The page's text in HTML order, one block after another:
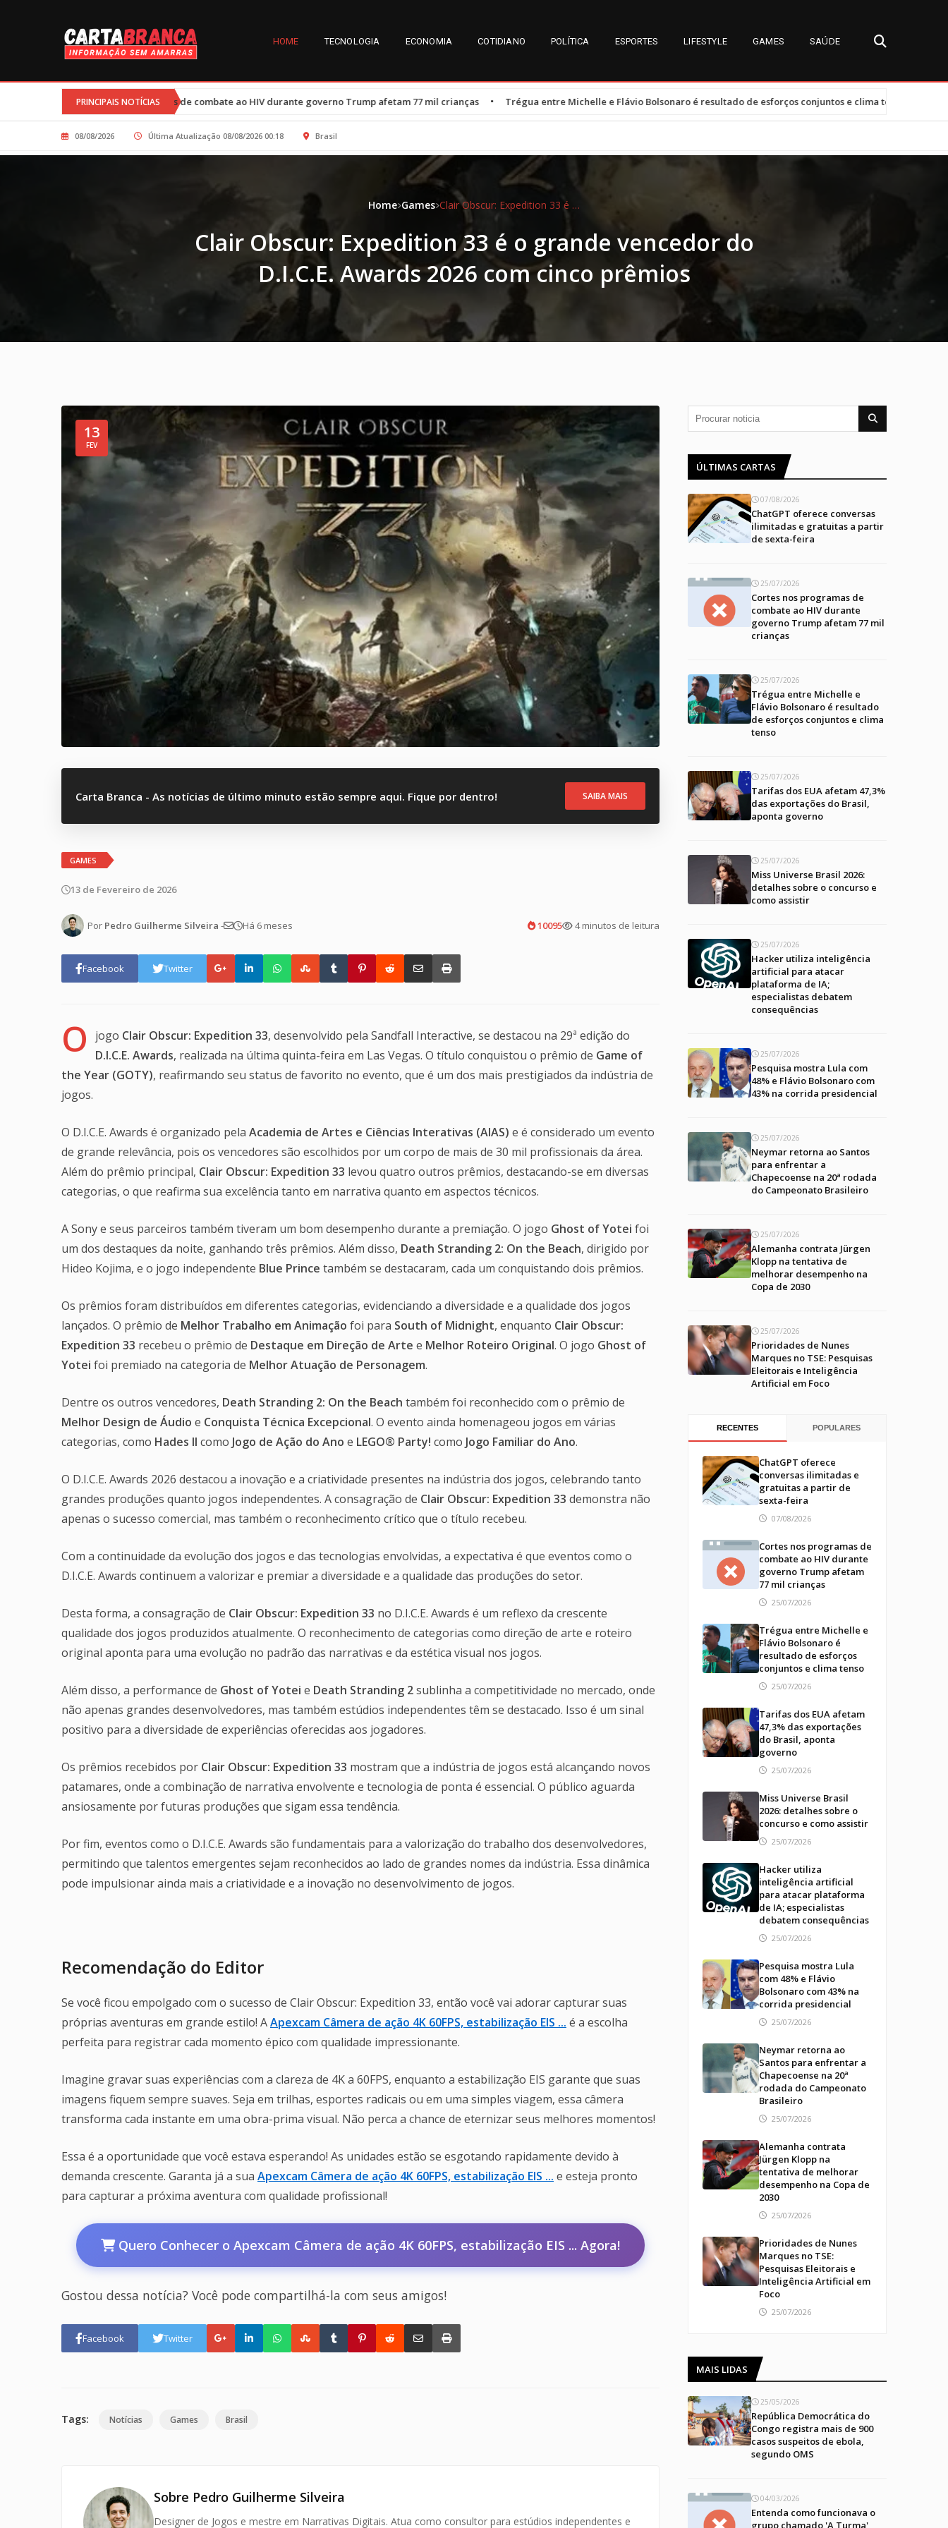
HOME TECNOLOGIA ECONOMIA COTIDIANO POLÍTICA ESPORTES LIFESTYLE GAMES SAÚDE
PRINCIPAIS NOTÍCIAS
nos programas de combate ao HIV durante governo Trump afetam 77 mil crianças•Trégua entre Michelle e Flávio Bolsonaro é resultado de esforços conjuntos e clima tenso•Tarifas dos EUA afetam
08/08/2026 Última Atualização 08/08/2026 00:18 Brasil
Home Games Clair Obscur: Expedition 33 é o grande vencedor do D.I.C.E. Awards 2026 com cinco prêmios
Clair Obscur: Expedition 33 é o grande vencedor do
D.I.C.E. Awards 2026 com cinco prêmios
13
FEV
Carta Branca - As notícias de último minuto estão sempre aqui. Fique por dentro! SAIBA MAIS
GAMES
13 de Fevereiro de 2026
Por Pedro Guilherme Silveira - Há 6 meses 10095 4 minutos de leitura
Facebook Twitter
O jogo Clair Obscur: Expedition 33, desenvolvido pela Sandfall Interactive, se destacou na 29ª edição do
D.I.C.E. Awards, realizada na última quinta-feira em Las Vegas. O título conquistou o prêmio de Game of
the Year (GOTY), reafirmando seu status de favorito no evento, que é um dos mais prestigiados da indústria de
jogos.
O D.I.C.E. Awards é organizado pela Academia de Artes e Ciências Interativas (AIAS) e é considerado um evento
de grande relevância, pois os vencedores são escolhidos por um corpo de mais de 30 mil profissionais da área.
Além do prêmio principal, Clair Obscur: Expedition 33 levou quatro outros prêmios, destacando-se em diversas
categorias, o que reafirma sua excelência tanto em narrativa quanto em aspectos técnicos.
A Sony e seus parceiros também tiveram um bom desempenho durante a premiação. O jogo Ghost of Yotei foi
um dos destaques da noite, ganhando três prêmios. Além disso, Death Stranding 2: On the Beach, dirigido por
Hideo Kojima, e o jogo independente Blue Prince também se destacaram, cada um conquistando dois prêmios.
Os prêmios foram distribuídos em diferentes categorias, evidenciando a diversidade e a qualidade dos jogos
lançados. O prêmio de Melhor Trabalho em Animação foi para South of Midnight, enquanto Clair Obscur:
Expedition 33 recebeu o prêmio de Destaque em Direção de Arte e Melhor Roteiro Original. O jogo Ghost of
Yotei foi premiado na categoria de Melhor Atuação de Personagem.
Dentre os outros vencedores, Death Stranding 2: On the Beach também foi reconhecido com o prêmio de
Melhor Design de Áudio e Conquista Técnica Excepcional. O evento ainda homenageou jogos em várias
categorias, como Hades II como Jogo de Ação do Ano e LEGO® Party! como Jogo Familiar do Ano.
O D.I.C.E. Awards 2026 destacou a inovação e a criatividade presentes na indústria dos jogos, celebrando tanto
grandes produções quanto jogos independentes. A consagração de Clair Obscur: Expedition 33 demonstra não
apenas o sucesso comercial, mas também o reconhecimento crítico que o título recebeu.
Com a continuidade da evolução dos jogos e das tecnologias envolvidas, a expectativa é que eventos como o
D.I.C.E. Awards continuem a valorizar e premiar a diversidade e a qualidade das produções do setor.
Desta forma, a consagração de Clair Obscur: Expedition 33 no D.I.C.E. Awards é um reflexo da crescente
qualidade dos jogos produzidos atualmente. O reconhecimento de categorias como direção de arte e roteiro
original aponta para uma evolução no padrão das narrativas e da estética visual nos jogos.
Além disso, a performance de Ghost of Yotei e Death Stranding 2sublinha a competitividade no mercado, onde
não apenas grandes desenvolvedores, mas também estúdios independentes têm se destacado. Isso é um sinal
positivo para a diversidade de experiências oferecidas aos jogadores.
Os prêmios recebidos por Clair Obscur: Expedition 33 mostram que a indústria de jogos está alcançando novos
patamares, onde a combinação de narrativa envolvente e tecnologia de ponta é essencial. O público aguarda
ansiosamente por futuras produções que sigam essa tendência.
Por fim, eventos como o D.I.C.E. Awards são fundamentais para a valorização do trabalho dos desenvolvedores,
permitindo que talentos emergentes sejam reconhecidos ao lado de grandes nomes da indústria. Essa dinâmica
pode impulsionar ainda mais a criatividade e a inovação no desenvolvimento de jogos.
Recomendação do Editor
Se você ficou empolgado com o sucesso de Clair Obscur: Expedition 33, então você vai adorar capturar suas
próprias aventuras em grande estilo! AApexcam Câmera de ação 4K 60FPS, estabilização EIS ... é a escolha
perfeita para registrar cada momento épico com qualidade impressionante.
Imagine gravar suas experiências com a clareza de 4K a 60FPS, enquanto a estabilização EIS garante que suas
imagens fiquem sempre suaves. Seja em trilhas, esportes radicais ou em uma simples viagem, essa câmera
transforma cada instante em uma obra-prima visual. Não perca a chance de eternizar seus melhores momentos!
Essa é a oportunidade que você estava esperando! As unidades estão se esgotando rapidamente devido à
demanda crescente. Garanta já a sua Apexcam Câmera de ação 4K 60FPS, estabilização EIS ... e esteja pronto
para capturar a próxima aventura com qualidade profissional!
Quero Conhecer o Apexcam Câmera de ação 4K 60FPS, estabilização EIS ... Agora!
Gostou dessa notícia? Você pode compartilhá-la com seus amigos!
Facebook Twitter
Tags: Notícias Games Brasil
Sobre Pedro Guilherme Silveira
Designer de Jogos e mestre em Narrativas Digitais. Atua como consultor para estúdios independentes e
ÚLTIMAS CARTAS
07/08/2026
ChatGPT oferece conversas
ilimitadas e gratuitas a partir
de sexta-feira
25/07/2026
Cortes nos programas de
combate ao HIV durante
governo Trump afetam 77 mil
crianças
25/07/2026
Trégua entre Michelle e
Flávio Bolsonaro é resultado
de esforços conjuntos e clima
tenso
25/07/2026
Tarifas dos EUA afetam 47,3%
das exportações do Brasil,
aponta governo
25/07/2026
Miss Universe Brasil 2026:
detalhes sobre o concurso e
como assistir
25/07/2026
Hacker utiliza inteligência
artificial para atacar
plataforma de IA;
especialistas debatem
consequências
25/07/2026
Pesquisa mostra Lula com
48% e Flávio Bolsonaro com
43% na corrida presidencial
25/07/2026
Neymar retorna ao Santos
para enfrentar a
Chapecoense na 20ª rodada
do Campeonato Brasileiro
25/07/2026
Alemanha contrata Jürgen
Klopp na tentativa de
melhorar desempenho na
Copa de 2030
25/07/2026
Prioridades de Nunes
Marques no TSE: Pesquisas
Eleitorais e Inteligência
Artificial em Foco
RECENTES POPULARES
ChatGPT oferece
conversas ilimitadas e
gratuitas a partir de
sexta-feira
07/08/2026
Cortes nos programas de
combate ao HIV durante
governo Trump afetam
77 mil crianças
25/07/2026
Trégua entre Michelle e
Flávio Bolsonaro é
resultado de esforços
conjuntos e clima tenso
25/07/2026
Tarifas dos EUA afetam
47,3% das exportações
do Brasil, aponta
governo
25/07/2026
Miss Universe Brasil
2026: detalhes sobre o
concurso e como assistir
25/07/2026
Hacker utiliza
inteligência artificial
para atacar plataforma
de IA; especialistas
debatem consequências
25/07/2026
Pesquisa mostra Lula
com 48% e Flávio
Bolsonaro com 43% na
corrida presidencial
25/07/2026
Neymar retorna ao
Santos para enfrentar a
Chapecoense na 20ª
rodada do Campeonato
Brasileiro
25/07/2026
Alemanha contrata
Jürgen Klopp na
tentativa de melhorar
desempenho na Copa de
2030
25/07/2026
Prioridades de Nunes
Marques no TSE:
Pesquisas Eleitorais e
Inteligência Artificial em
Foco
25/07/2026
MAIS LIDAS
25/05/2026
República Democrática do
Congo registra mais de 900
casos suspeitos de ebola,
segundo OMS
04/03/2026
Entenda como funcionava o
grupo chamado 'A Turma',